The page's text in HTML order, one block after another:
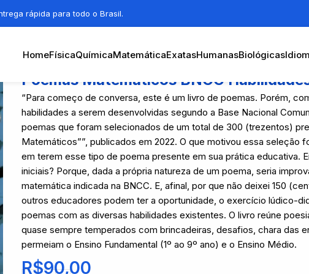
rápida para todo o Brasil.
HomeFísicaQuímicaMatemáticaExatasHumanasBiológicas
Poemas Matemáticos BNCC
“Para começo de conversa, este é um livro de poemas. Porém,
habilidades a serem desenvolvidas segundo a Base Nacional
poemas que foram selecionados de um total de 300 (trezentos)
Matemáticos””, publicados em 2022. O que motivou essa
em terem esse tipo de poema presente em sua prática educativa.
iniciais? Porque, dada a própria natureza de um poema, seria
matemática indicada na BNCC. E, afinal, por que não deixei 150
outros educadores podem ter a oportunidade, o exercício lúdico-
poemas com as diversas habilidades existentes. O livro reúne
quase sempre temperados com brincadeiras, desafios, chara das
permeiam o Ensino Fundamental (1º ao 9º ano) e o Ensino Médio.
R$90,00